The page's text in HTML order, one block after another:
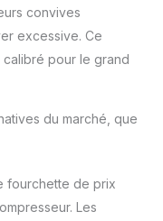
convives
excessive. Ce
pour le grand
du marché, que
fourchette de prix
Les